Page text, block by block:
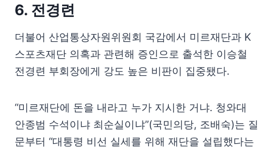
6. 전경련
더불어 산업통상자원위원회 국감에서 미르재단과 K
스포츠재단 의혹과 관련해 증인으로 출석한 이승철
전경련 부회장에게 강도 높은 비판이 집중됐다.
“미르재단에 돈을 내라고 누가 지시한 거냐. 청와대
안종범 수석이냐 최순실이냐”(국민의당, 조배숙)는 질
문부터 “대통령 비선 실세를 위해 재단을 설립했다는